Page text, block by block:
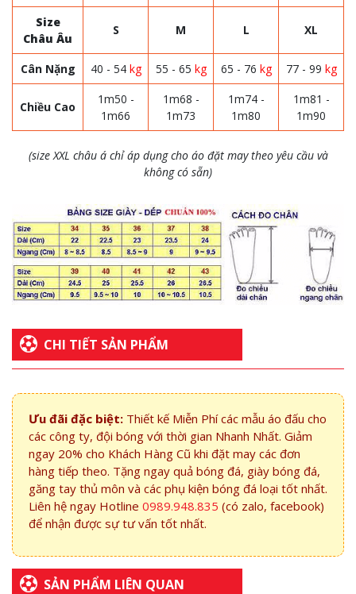
Size
Châu Âu
S M L XL
Cân Nặng 40 - 54 kg 55 - 65 kg 65 - 76 kg 77 - 99 kg
Chiều Cao
1m50 -
1m66
1m68 -
1m73
1m74 -
1m80
1m81 -
1m90
(size XXL châu á chỉ áp dụng cho áo đặt may theo yêu cầu và
không có sẵn)
CHI TIẾT SẢN PHẨM
Ưu đãi đặc biệt: Thiết kế Miễn Phí các mẫu áo đấu cho
các công ty, đội bóng với thời gian Nhanh Nhất. Giảm
ngay 20% cho Khách Hàng Cũ khi đặt may các đơn
hàng tiếp theo. Tặng ngay quả bóng đá, giày bóng đá,
găng tay thủ môn và các phụ kiện bóng đá loại tốt nhất.
Liên hệ ngay Hotline 0989.948.835 (có zalo, facebook)
để nhận được sự tư vấn tốt nhất.
SẢN PHẨM LIÊN QUAN